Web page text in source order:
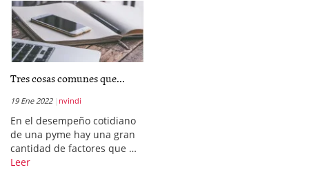
Tres cosas comunes que...
19 Ene 2022 nvindi
En el desempeño cotidiano
de una pyme hay una gran
cantidad de factores que …
Leer